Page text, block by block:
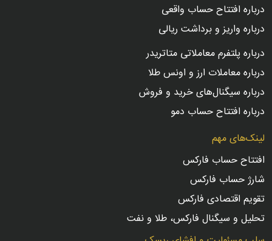
درباره افتتاح حساب واقعی
درباره واریز و برداشت ریالی
درباره پلتفرم معاملاتی متاتریدر
درباره معاملات ارز و اونس طلا
درباره سیگنال‌های خرید و فروش
درباره افتتاح حساب دمو
لینک‌های مهم
افتتاح حساب فارکس
شارژ حساب فارکس
تقویم اقتصادی فارکس
تحلیل و سیگنال فارکس، طلا و نفت